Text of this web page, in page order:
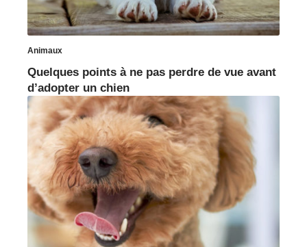
Animaux
Quelques points à ne pas perdre de vue avant
d’adopter un chien